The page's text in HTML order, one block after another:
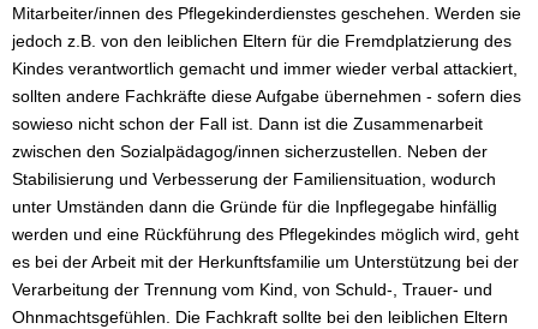
Mitarbeiter/innen des Pflegekinderdienstes geschehen. Werden sie
jedoch z.B. von den leiblichen Eltern für die Fremdplatzierung des
Kindes verantwortlich gemacht und immer wieder verbal attackiert,
sollten andere Fachkräfte diese Aufgabe übernehmen - sofern dies
sowieso nicht schon der Fall ist. Dann ist die Zusammenarbeit
zwischen den Sozialpädagog/innen sicherzustellen. Neben der
Stabilisierung und Verbesserung der Familiensituation, wodurch
unter Umständen dann die Gründe für die Inpflegegabe hinfällig
werden und eine Rückführung des Pflegekindes möglich wird, geht
es bei der Arbeit mit der Herkunftsfamilie um Unterstützung bei der
Verarbeitung der Trennung vom Kind, von Schuld-, Trauer- und
Ohnmachtsgefühlen. Die Fachkraft sollte bei den leiblichen Eltern